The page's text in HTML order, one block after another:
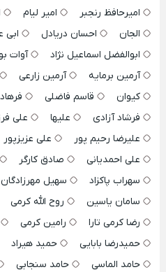
امیرحافظ رنجبر
امیر لیام
الجان
احسان دریادل
ابی
ابوالفضل اسماعیل نژاد
آوات
آرمین برمایه
آرمین زارعی
کیوان
قاسم فاضلی
فرشاد آزادی
علیها علی
علیرضا رحیم پور
علی عزیزپور
علی احمدیانی
صادق کارگر
سهراب پاکزاد
سهیل مهرزادگان
سامان یاسین
روح الله کرمی
رضا کرمی تارا
رامین کرمی
حمیدرضا بابایی
حمید هیراد
حامد الماسی
حامد سنجابی